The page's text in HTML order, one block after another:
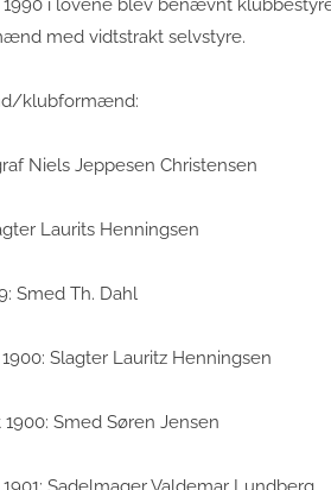
1990 i lovene blev benævnt
med vidtstrakt selvstyre.
klubformænd:
Niels Jeppesen Christensen
Laurits Henningsen
Smed Th. Dahl
Slagter Lauritz Henningsen
Smed Søren Jensen